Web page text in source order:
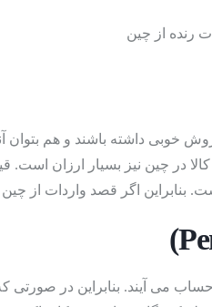
)
خوبی داشته باشند و هم بتوان
بنابراین اگر قصد واردات از
)
می آیند. بنابراین در صورتی